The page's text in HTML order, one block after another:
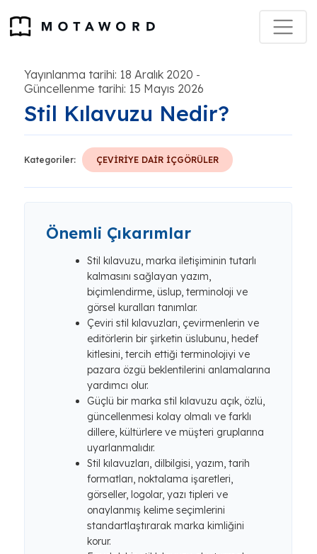
Yayınlanma tarihi: 18 Aralık 2020 -
Güncellenme tarihi: 15 Mayıs 2026
Stil Kılavuzu Nedir?
Kategoriler: ÇEVİRİYE DAİR İÇGÖRÜLER
Önemli Çıkarımlar
Stil kılavuzu, marka iletişiminin tutarlı
kalmasını sağlayan yazım,
biçimlendirme, üslup, terminoloji ve
görsel kuralları tanımlar.
Çeviri stil kılavuzları, çevirmenlerin ve
editörlerin bir şirketin üslubunu, hedef
kitlesini, tercih ettiği terminolojiyi ve
pazara özgü beklentilerini anlamalarına
yardımcı olur.
Güçlü bir marka stil kılavuzu açık, özlü,
güncellenmesi kolay olmalı ve farklı
dillere, kültürlere ve müşteri gruplarına
uyarlanmalıdır.
Stil kılavuzları, dilbilgisi, yazım, tarih
formatları, noktalama işaretleri,
görseller, logolar, yazı tipleri ve
onaylanmış kelime seçimlerini
standartlaştırarak marka kimliğini
korur.